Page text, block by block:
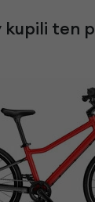
kupili ten